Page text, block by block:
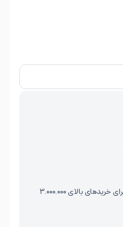
هزینه حمل به عهده خریدار (ارسال برای خریدهای بالای ۳.۰۰۰.۰۰۰